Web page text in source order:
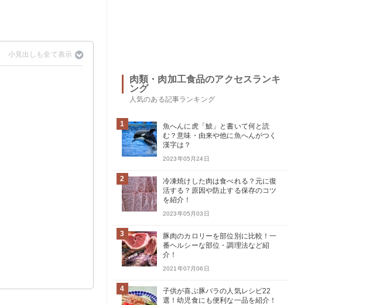
肉類・肉加工食品のアクセスランキ
ング
人気のある記事ランキング
1
魚へんに虎「鯱」と書いて何と読
む？意味・由来や他に魚へんがつく
漢字は？
2023年05月24日
2
冷凍焼けした肉は食べれる？元に復
活する？原因や防止する保存のコツ
を紹介！
2023年05月03日
3
豚肉のカロリーを部位別に比較！一
番ヘルシーな部位・調理法など紹
介！
2021年07月06日
4
子供が喜ぶ豚バラの人気レシピ22
選！幼児食にも便利な一品を紹介！